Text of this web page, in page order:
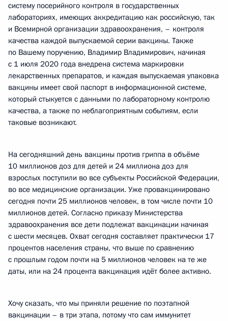
систему посерийного контроля в государственных
лабораториях, имеющих аккредитацию как российскую, так
и Всемирной организации здравоохранения, – контроля
качества каждой выпускаемой серии вакцины. Также
по Вашему поручению, Владимир Владимирович, начиная
с 1 июля 2020 года внедрена система маркировки
лекарственных препаратов, и каждая выпускаемая упаковка
вакцины имеет свой паспорт в информационной системе,
который стыкуется с данными по лабораторному контролю
качества, а также по неблагоприятным событиям, если
таковые возникают.
На сегодняшний день вакцины против гриппа в объёме
10 миллионов доз для детей и 24 миллиона доз для
взрослых поступили во все субъекты Российской Федерации,
во все медицинские организации. Уже провакцинировано
сегодня почти 25 миллионов человек, в том числе почти 10
миллионов детей. Согласно приказу Министерства
здравоохранения все дети подлежат вакцинации начиная
с шести месяцев. Охват сегодня составляет практически 17
процентов населения страны, что выше по сравнению
с прошлым годом почти на 5 миллионов человек на те же
даты, или на 24 процента вакцинация идёт более активно.
Хочу сказать, что мы приняли решение по поэтапной
вакцинации – в три этапа, потому что сам иммунитет